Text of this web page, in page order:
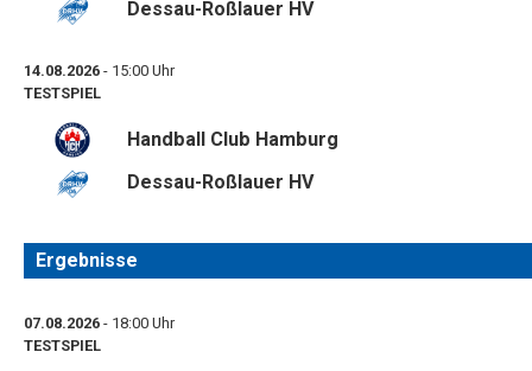
Dessau-Roßlauer HV
14.08.2026 - 15:00 Uhr
TESTSPIEL
Handball Club Hamburg
Dessau-Roßlauer HV
Ergebnisse
07.08.2026 - 18:00 Uhr
TESTSPIEL